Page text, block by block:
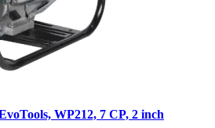
WP212, 7 CP, 2 inch